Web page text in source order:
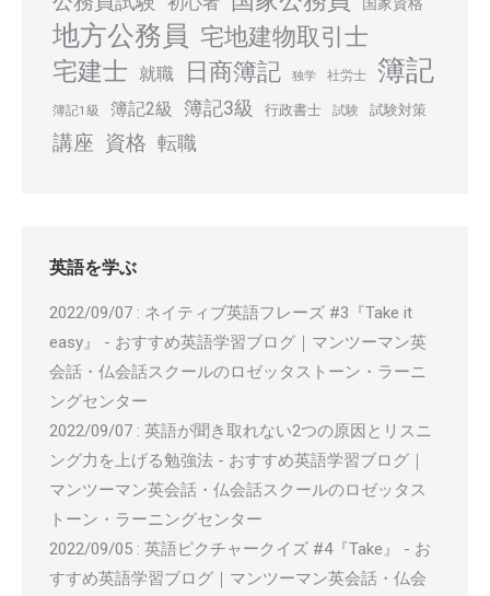
地方公務員 宅地建物取引士
宅建士 就職 日商簿記 独学 社労士 簿記
簿記1級 簿記2級 簿記3級 行政書士 試験 試験対策
講座 資格 転職
英語を学ぶ
2022/09/07 : ネイティブ英語フレーズ #3『Take it
easy』 - おすすめ英語学習ブログ｜マンツーマン英
会話・仏会話スクールのロゼッタストーン・ラーニ
ングセンター
2022/09/07 : 英語が聞き取れない2つの原因とリスニ
ング力を上げる勉強法 - おすすめ英語学習ブログ｜
マンツーマン英会話・仏会話スクールのロゼッタス
トーン・ラーニングセンター
2022/09/05 : 英語ピクチャークイズ #4『Take』 - お
すすめ英語学習ブログ｜マンツーマン英会話・仏会